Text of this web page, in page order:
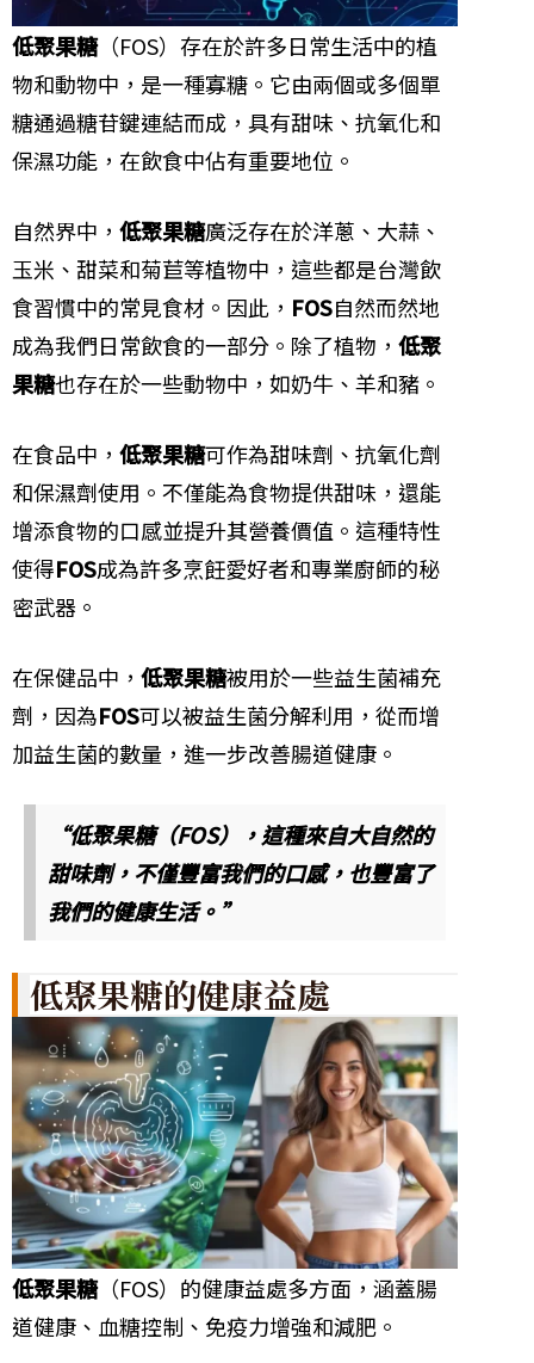
低聚果糖（FOS）存在於許多日常生活中的植
物和動物中，是一種寡糖。它由兩個或多個單
糖通過糖苷鍵連結而成，具有甜味、抗氧化和
保濕功能，在飲食中佔有重要地位。
自然界中， 低聚果糖廣泛存在於洋蔥、大蒜、
玉米、甜菜和菊苣等植物中，這些都是台灣飲
食習慣中的常見食材。因此， FOS自然而然地
成為我們日常飲食的一部分。除了植物， 低聚
果糖也存在於一些動物中，如奶牛、羊和豬。
在食品中， 低聚果糖可作為甜味劑、抗氧化劑
和保濕劑使用。不僅能為食物提供甜味，還能
增添食物的口感並提升其營養價值。這種特性
使得FOS成為許多烹飪愛好者和專業廚師的秘
密武器。
在保健品中， 低聚果糖被用於一些益生菌補充
劑，因為FOS可以被益生菌分解利用，從而增
加益生菌的數量，進一步改善腸道健康。
“低聚果糖（FOS），這種來自大自然的
甜味劑，不僅豐富我們的口感，也豐富了
我們的健康生活。”
低聚果糖的健康益處
低聚果糖（FOS）的健康益處多方面，涵蓋腸
道健康、血糖控制、免疫力增強和減肥。